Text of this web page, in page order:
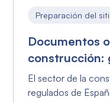
Preparación del
Documentos
construcción:
El sector de la
regulados de